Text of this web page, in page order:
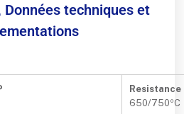
techniques et
650/750ºC